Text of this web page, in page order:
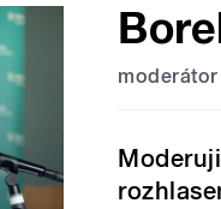
moderátor